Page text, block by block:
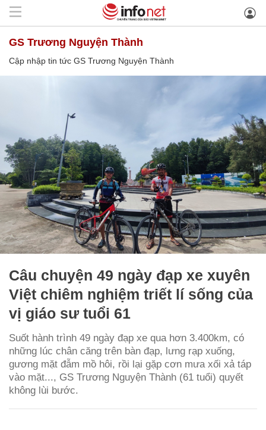
GS Trương Nguyện Thành
Cập nhập tin tức GS Trương Nguyện Thành
Câu chuyện 49 ngày đạp xe xuyên
Việt chiêm nghiệm triết lí sống của
vị giáo sư tuổi 61
Suốt hành trình 49 ngày đạp xe qua hơn 3.400km, có
những lúc chân căng trên bàn đạp, lưng rạp xuống,
gương mặt đẫm mồ hôi, rồi lại gặp cơn mưa xối xả táp
vào mặt..., GS Trương Nguyện Thành (61 tuổi) quyết
không lùi bước.